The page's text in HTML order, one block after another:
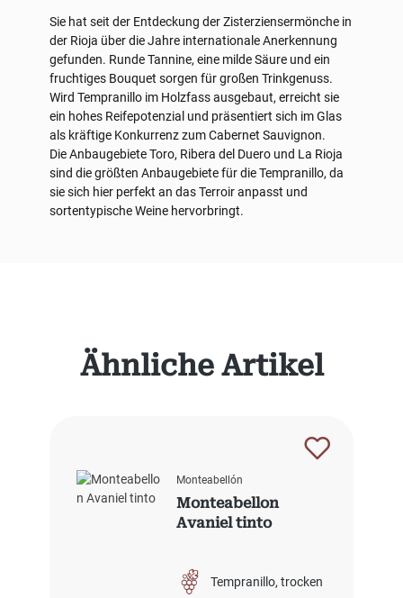
Produktgalerie überspringen
Ähnliche Artikel
Monteabellón
Monteabellon
Avaniel tinto
Tempranillo trocken
Sie hat seit der Entdeckung der Zisterziensermönche in
der Rioja über die Jahre internationale Anerkennung
gefunden. Runde Tannine, eine milde Säure und ein
fruchtiges Bouquet sorgen für großen Trinkgenuss.
Wird Tempranillo im Holzfass ausgebaut, erreicht sie
ein hohes Reifepotenzial und präsentiert sich im Glas
als kräftige Konkurrenz zum Cabernet Sauvignon.
Die Anbaugebiete Toro, Ribera del Duero und La Rioja
sind die größten Anbaugebiete für die Tempranillo, da
sie sich hier perfekt an das Terroir anpasst und
sortentypische Weine hervorbringt.